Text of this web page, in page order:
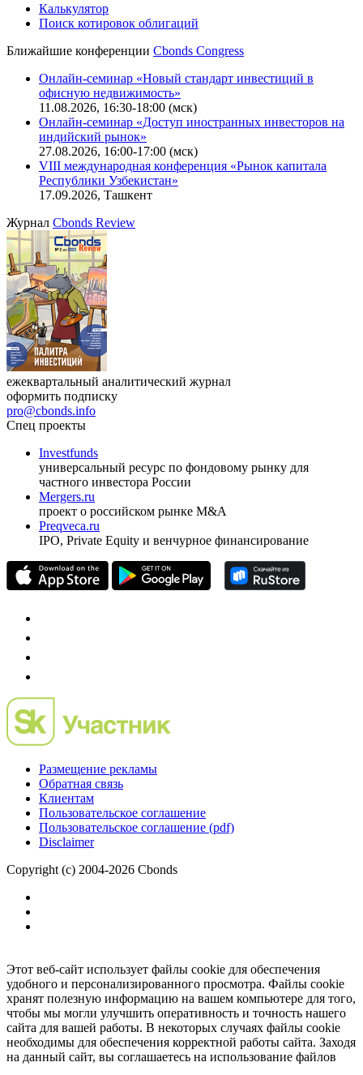
Калькулятор
Поиск котировок облигаций
Ближайшие конференции Cbonds Congress
Онлайн-семинар «Новый стандарт инвестиций в
офисную недвижимость»
11.08.2026, 16:30-18:00 (мск)
Онлайн-семинар «Доступ иностранных инвесторов на
индийский рынок»
27.08.2026, 16:00-17:00 (мск)
VIII международная конференция «Рынок капитала
Республики Узбекистан»
17.09.2026, Ташкент
Журнал Cbonds Review
ежеквартальный аналитический журнал
оформить подписку
pro@cbonds.info
Спец проекты
Investfunds
универсальный ресурс по фондовому рынку для
частного инвестора России
Mergers.ru
проект о российском рынке M&A
Preqveca.ru
IPO, Private Equity и венчурное финансирование
Размещение рекламы
Обратная связь
Клиентам
Пользовательское соглашение
Пользовательское соглашение (pdf)
Disclaimer
Copyright (c) 2004-2026 Cbonds
Этот веб-сайт использует файлы cookie для обеспечения
удобного и персонализированного просмотра. Файлы cookie
хранят полезную информацию на вашем компьютере для того,
чтобы мы могли улучшить оперативность и точность нашего
сайта для вашей работы. В некоторых случаях файлы cookie
необходимы для обеспечения корректной работы сайта. Заходя
на данный сайт, вы соглашаетесь на использование файлов